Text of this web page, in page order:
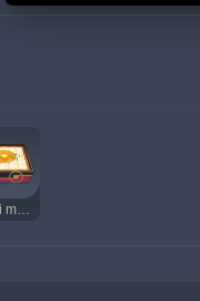
A mi manera